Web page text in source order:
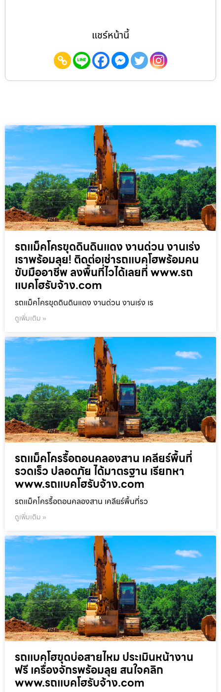
แชร์หน้านี้
รถแม็คโครขุดดินดินแดง งานด่วน งานเร่ง
เราพร้อมลุย! ติดต่อเช่ารถแบคโฮพร้อมคน
ขับมืออาชีพ ลงพื้นที่ไวได้เลยที่ www.รถ
แบคโฮรับจ้าง.com
รถแม็คโครขุดดินดินแดง งานด่วน งานเร่ง เร
ดูเพิ่มเติม »
รถแม็คโครรื้อถอนคลองสาน เคลียร์พื้นที่
รวดเร็ว ปลอดภัย ได้มาตรฐาน เรียกหา
www.รถแบคโฮรับจ้าง.com
รถแม็คโครรื้อถอนคลองสาน เคลียร์พื้นที่รว
ดูเพิ่มเติม »
รถแบคโฮขุดบ่อสายไหม ประเมินหน้างาน
ฟรี เครื่องจักรพร้อมลุย สนใจคลิก
www.รถแบคโฮรับจ้าง.com